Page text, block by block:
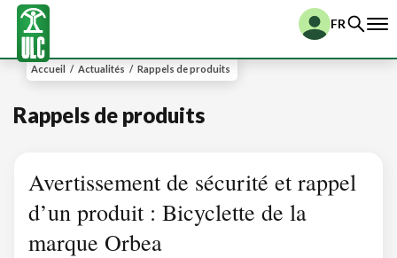
FR
Accueil / Actualités / Rappels de produits
Rappels de produits
Avertissement de sécurité et rappel
d’un produit : Bicyclette de la
marque Orbea